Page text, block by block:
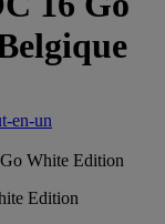
en-un
White Edition
Edition